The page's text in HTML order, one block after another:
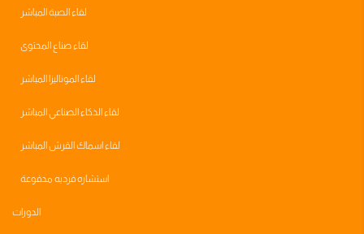
لقاء الصبة المباشر
لقاء صناع المحتوى
لقاء الموناليزا المباشر
لقاء الذكاء الصناعي المباشر
لقاء اسماك القرش المباشر
استشاره فرديه مدفوعة
الدورات